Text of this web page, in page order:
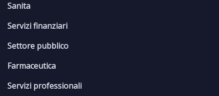
Sanita
Servizi finanziari
Settore pubblico
Farmaceutica
Servizi professionali